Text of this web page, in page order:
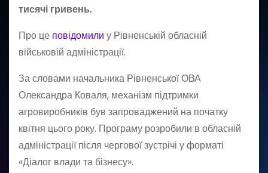
тисячі гривень.
Про це повідомили у Рівненській обласній
військовій адміністрації.
За словами начальника Рівненської ОВА
Олександра Коваля, механізм підтримки
агровиробників був запроваджений на початку
квітня цього року. Програму розробили в обласній
адміністрації після чергової зустрічі у форматі
«Діалог влади та бізнесу».